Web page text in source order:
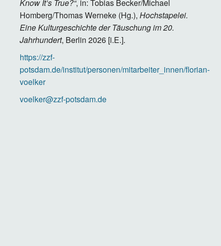
Know It’s True?“, in: Tobias Becker/Michael
Homberg/Thomas Werneke (Hg.), Hochstapelei.
Eine Kulturgeschichte der Täuschung im 20.
Jahrhundert, Berlin 2026 [i.E.].
https://zzf-
potsdam.de/institut/personen/mitarbeiter_innen/florian-
voelker
voelker@zzf-potsdam.de